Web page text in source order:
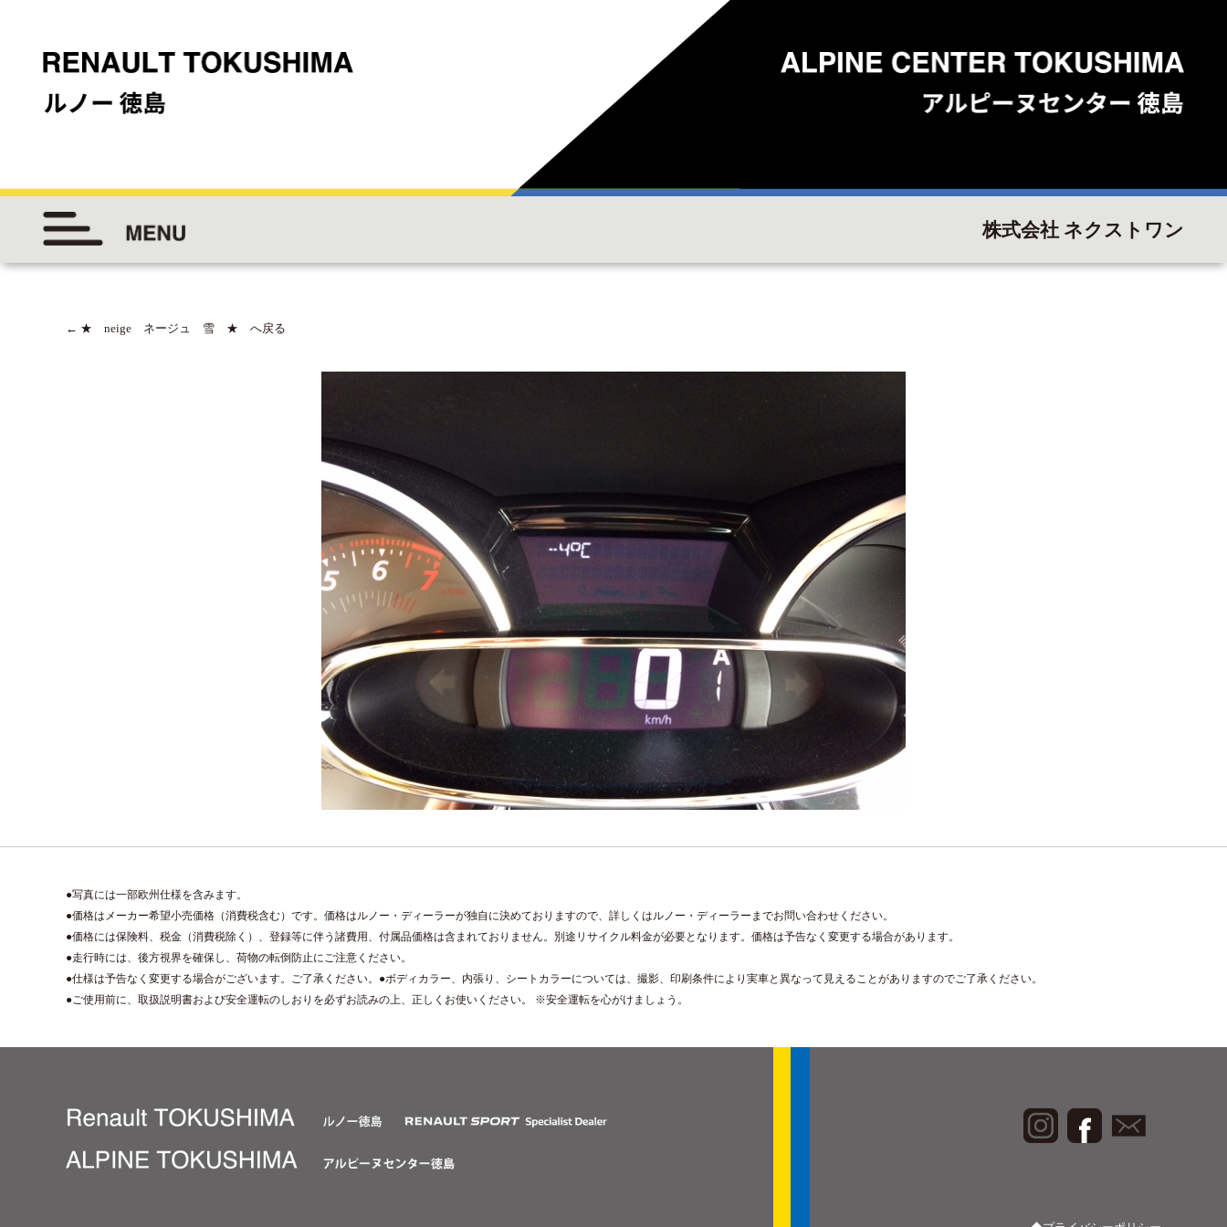
株式会社 ネクストワン
← ★ neige ネージュ 雪 ★ へ戻る
●写真には一部欧州仕様を含みます。
●価格はメーカー希望小売価格（消費税含む）です。価格はルノー・ディーラーが独自に決めておりますので、詳しくはルノー・ディーラーまでお問い合わせください。
●価格には保険料、税金（消費税除く）、登録等に伴う諸費用、付属品価格は含まれておりません。別途リサイクル料金が必要となります。価格は予告なく変更する場合があります。
●走行時には、後方視界を確保し、荷物の転倒防止にご注意ください。
●仕様は予告なく変更する場合がございます。ご了承ください。●ボディカラー、内張り、シートカラーについては、撮影、印刷条件により実車と異なって見えることがありますのでご了承ください。
●ご使用前に、取扱説明書および安全運転のしおりを必ずお読みの上、正しくお使いください。 ※安全運転を心がけましょう。